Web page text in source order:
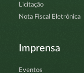
Licitação
Nota Fiscal Eletrônica
Imprensa
Eventos